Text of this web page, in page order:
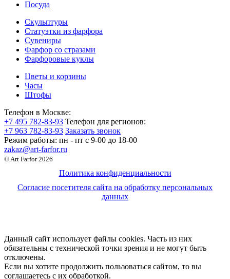
Посуда
Скульптуры
Статуэтки из фарфора
Сувениры
Фарфор со стразами
Фарфоровые куклы
Цветы и корзины
Часы
Штофы
Телефон в Москве:
+7 495 782-83-93 Телефон для регионов:
+7 963 782-83-93 Заказать звонок
Режим работы: пн - пт c 9-00 до 18-00
zakaz@art-farfor.ru
© Art Farfor 2026
Политика конфиденциальности
Согласие посетителя сайта на обработку персональных
данных
Данный сайт использует файлы cookies. Часть из них
обязательны с технической точки зрения и не могут быть
отключены.
Если вы хотите продолжить пользоваться сайтом, то вы
соглашаетесь с их обработкой.